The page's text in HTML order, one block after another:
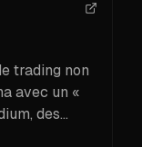
trading non
avec un «
des